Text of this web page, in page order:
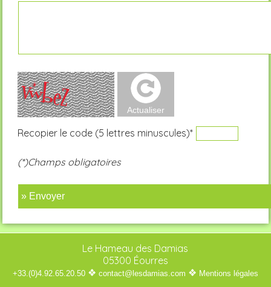
Recopier le code (5 lettres minuscules)*
(*)Champs obligatoires
» Envoyer
Le Hameau des Damias
05300 Éourres
+33.(0)4.92.65.20.50 ❖ contact@lesdamias.com ❖ Mentions légales